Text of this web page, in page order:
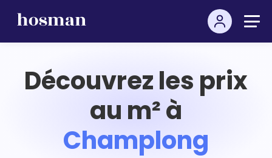
Découvrez les prix
au m² à
Champlong